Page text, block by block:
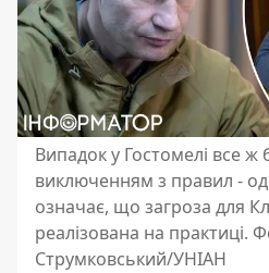
Випадок у Гостомелі все ж
виключенням з правил -
означає, що загроза для
реалізована на практиці.
Струмковський/УНІАН